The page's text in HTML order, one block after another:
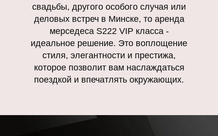
свадьбы, другого особого случая или
деловых встреч в Минске, то аренда
мерседеса S222 VIP класса -
идеальное решение. Это воплощение
стиля, элегантности и престижа,
которое позволит вам наслаждаться
поездкой и впечатлять окружающих.